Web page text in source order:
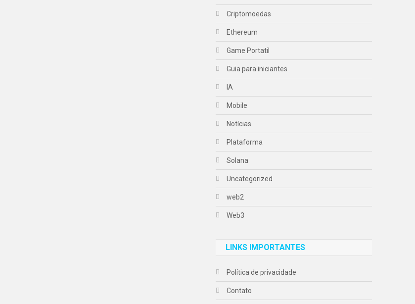
Criptomoedas
Ethereum
Game Portatil
Guia para iniciantes
IA
Mobile
Notícias
Plataforma
Solana
Uncategorized
web2
Web3
LINKS IMPORTANTES
Política de privacidade
Contato